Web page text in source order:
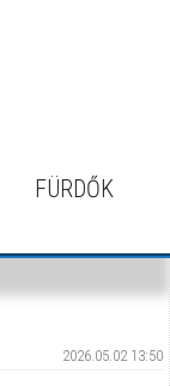
FÜRDŐK
2026.05.02 13:50